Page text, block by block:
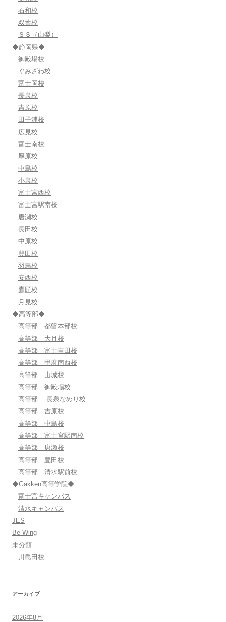
石和校
双葉校
ＳＳ（山梨）
◆静岡県◆
御殿場校
ぐみざわ校
富士岡校
長泉校
吉原校
田子浦校
広見校
富士南校
厚原校
中島校
小泉校
富士宮西校
富士宮駅南校
唐瀬校
長田校
中原校
豊田校
羽鳥校
安西校
鷹匠校
月見校
◆高等部◆
高等部 都留本部校
高等部 大月校
高等部 富士吉田校
高等部 甲府南西校
高等部 山城校
高等部 御殿場校
高等部 長泉なめり校
高等部 吉原校
高等部 中島校
高等部 富士宮駅南校
高等部 唐瀬校
高等部 豊田校
高等部 清水駅前校
◆Gakken高等学院◆
富士宮キャンパス
清水キャンパス
JES
Be-Wing
未分類
川島田校
アーカイブ
2026年8月